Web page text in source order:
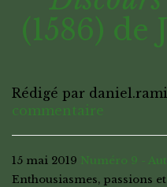
(1586) de
Rédigé par
commentaire
15 mai 2019 Numéro 9 -
Enthousiasmes, passions